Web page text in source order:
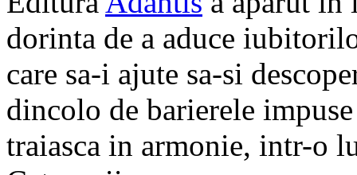
dorinta de a aduce
care sa-i ajute sa-si
dincolo de barierele
traiasca in armonie, intr-o